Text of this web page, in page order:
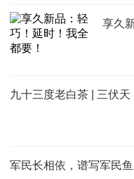
享久
九十三度老白茶 | 三伏
军民长相依，谱写军民鱼